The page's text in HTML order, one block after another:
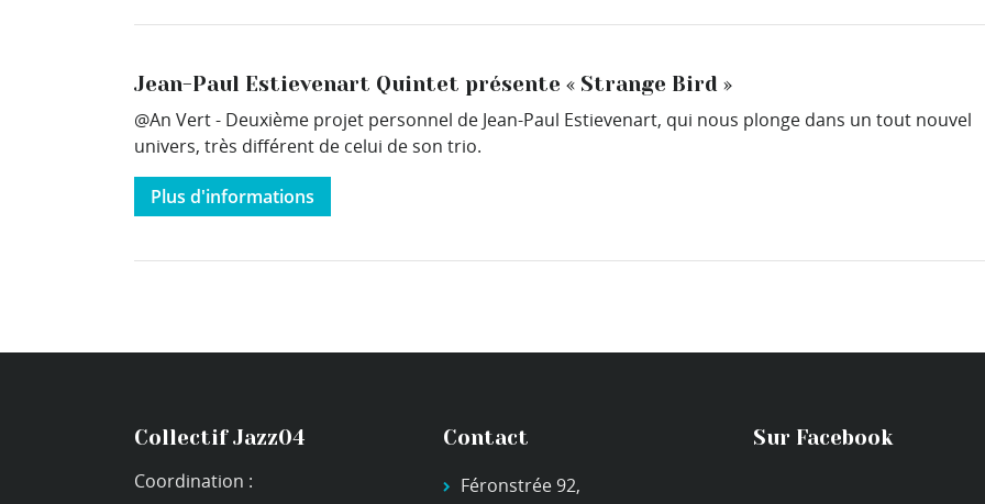
Jean-Paul Estievenart Quintet présente « Strange Bird »
@An Vert - Deuxième projet personnel de Jean-Paul Estievenart, qui nous plonge dans un tout nouvel
univers, très différent de celui de son trio.
Plus d'informations
Collectif Jazz04
Coordination :
Contact
Féronstrée 92,
Sur Facebook